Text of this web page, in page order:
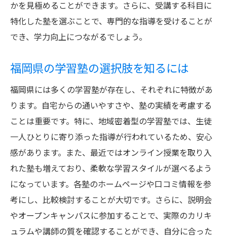
福岡県の学習塾が提供する柔軟な学習プランの
魅力
個々のニーズに応じた学習プランの選択肢
福岡県で選べるカスタマイズ可能な学習プ
学習プランにおける進捗管理のポイント
福岡県の学習塾のプランで考慮すべき柔軟
効率的な学習を可能にするプラン設計の特
徴
子どものペースに合わせた学習プランの重
要性
優れた学習効果を生む福岡県の講師陣の質とは
経験豊富な福岡県の講師陣が持つ特長
かを見極めることができます。さらに、受講する科目に
特化した塾を選ぶことで、専門的な指導を受けることが
でき、学力向上につながるでしょう。
福岡県の学習塾の選択肢を知るには
福岡県には多くの学習塾が存在し、それぞれに特徴があ
ります。自宅からの通いやすさや、塾の実績を考慮する
ことは重要です。特に、地域密着型の学習塾では、生徒
一人ひとりに寄り添った指導が行われているため、安心
感があります。また、最近ではオンライン授業を取り入
れた塾も増えており、柔軟な学習スタイルが選べるよう
になっています。各塾のホームページや口コミ情報を参
考にし、比較検討することが大切です。さらに、説明会
やオープンキャンパスに参加することで、実際のカリキ
ュラムや講師の質を確認することができ、自分に合った